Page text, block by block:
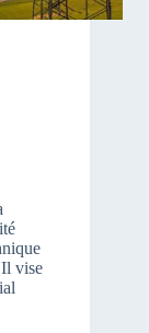
vise